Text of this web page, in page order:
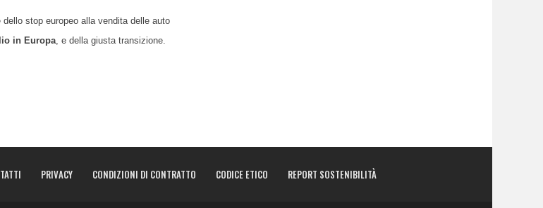
stop europeo alla vendita delle auto
in Europa, e della giusta transizione.
PRIVACY CONDIZIONI DI CONTRATTO CODICE ETICO REPORT SOSTENIBILITÀ